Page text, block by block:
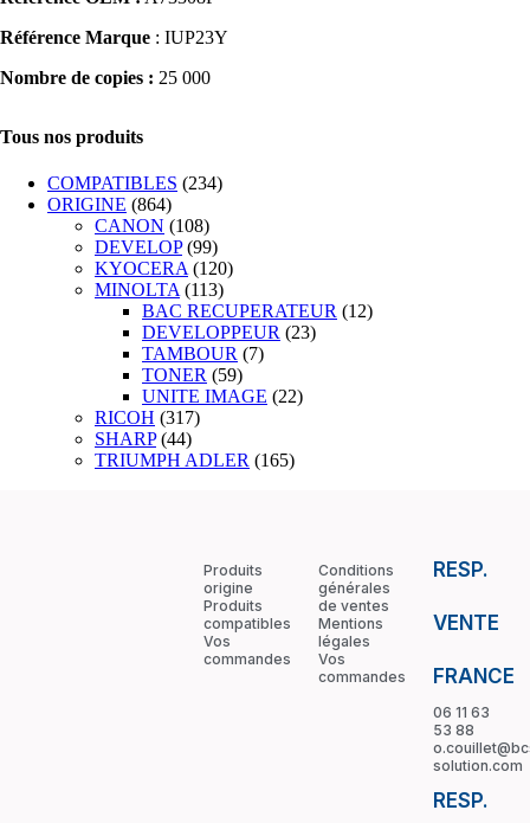
Référence Marque : IUP23Y
Nombre de copies : 25 000
Tous nos produits
COMPATIBLES (234)
ORIGINE (864)
CANON (108)
DEVELOP (99)
KYOCERA (120)
MINOLTA (113)
BAC RECUPERATEUR (12)
DEVELOPPEUR (23)
TAMBOUR (7)
TONER (59)
UNITE IMAGE (22)
RICOH (317)
SHARP (44)
TRIUMPH ADLER (165)
Produits
origine
Produits
compatibles
Vos
commandes
Conditions
générales
de ventes
Mentions
légales
Vos
commandes
RESP.
VENTE
FRANCE
06 11 63
53 88
solution.com
RESP.